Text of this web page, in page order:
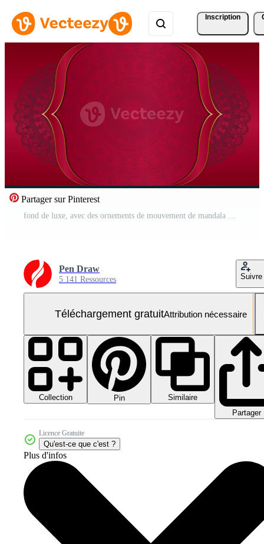
Inscription
Partager sur Pinterest
fond de luxe, avec des ornements de mouvement de mandala Vidéo Gratuite
Pen Draw
5 141 Ressources Suivre
Téléchargement gratuitAttribution nécessaire
Collection Pin
Similaire
Partager
Licence Gratuite
Qu'est-ce que c'est ?
Plus d'infos